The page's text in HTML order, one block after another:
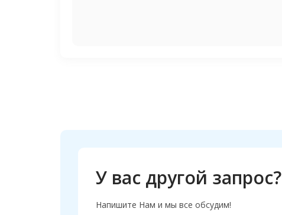
У вас другой запрос?
Напишите Нам и мы все обсудим!